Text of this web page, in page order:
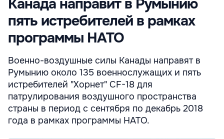
Канада направит в Румынию
пять истребителей в рамках
программы НАТО
Военно-воздушные силы Канады направят в
Румынию около 135 военнослужащих и пять
истребителей "Хорнет" CF-18 для
патрулирования воздушного пространства
страны в период с сентября по декабрь 2018
года в рамках программы НАТО.